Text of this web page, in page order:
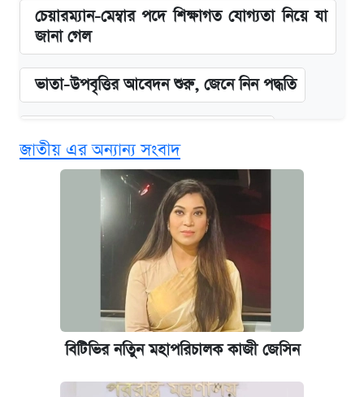
চেয়ারম্যান-মেম্বার পদে শিক্ষাগত যোগ্যতা নিয়ে যা
জানা গেল
ভাতা-উপবৃত্তির আবেদন শুরু, জেনে নিন পদ্ধতি
‘গুলশানের চামেলি’ তে যৌনকর্মীর দালাল অ্যাডলফ
আজ শুক্রবার রাজধানীর যেসব মার্কেট-দোকানপাট
কবে শুরু হচ্ছে ঢাবির ভর্তি আবেদন, জানাল কর্তৃপক্ষ
আজকের বাজারে স্বর্ণের দাম (৪ আগস্ট)
জাতীয় এর অন্যান্য সংবাদ
বিটিভির নতিুন মহাপরিচালক কাজী জেসিন